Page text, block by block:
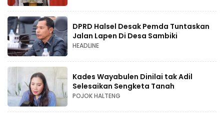
DPRD Halsel Desak Pemda Tuntaskan
Jalan Lapen Di Desa Sambiki
HEADLINE
Kades Wayabulen Dinilai tak Adil
Selesaikan Sengketa Tanah
POJOK HALTENG